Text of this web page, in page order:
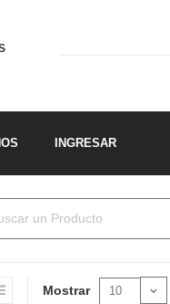
INGRESAR
Mostrar